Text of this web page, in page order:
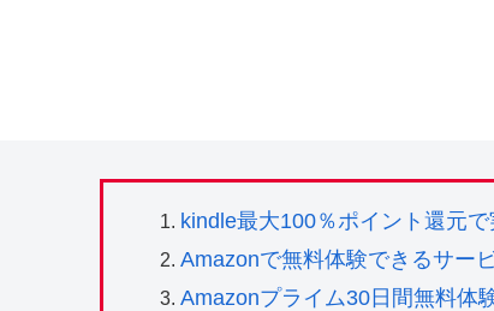
kindle最大100％ポイント還元
Amazonで無料体験できるサー
Amazonプライム30日間無料体